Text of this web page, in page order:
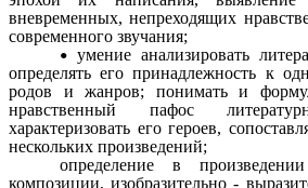
вневременных, непреходящих
современного звучания;
умение анализировать
определять его принадлежность к
родов и жанров; понимать и
нравственный пафос
характеризовать его героев,
нескольких произведений;
определение в
композиции, изобразительно -